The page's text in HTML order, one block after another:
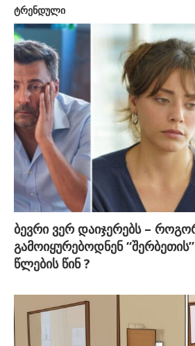
ტრენდული
ბევრი ვერ დაიჯერებს –
გამოიყურებოდნენ
წლების წინ ?